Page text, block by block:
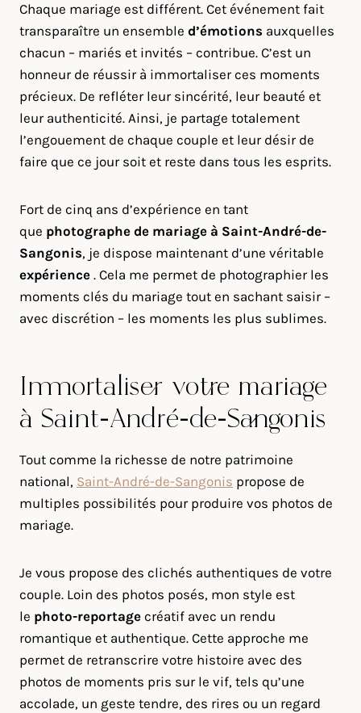
Chaque mariage est différent. Cet événement fait
transparaître un ensemble d’émotions auxquelles
chacun – mariés et invités – contribue. C’est un
honneur de réussir à immortaliser ces moments
précieux. De refléter leur sincérité, leur beauté et
leur authenticité. Ainsi, je partage totalement
l’engouement de chaque couple et leur désir de
faire que ce jour soit et reste dans tous les esprits.
Fort de cinq ans d’expérience en tant
que photographe de mariage à Saint-André-de-
Sangonis, je dispose maintenant d’une véritable
expérience . Cela me permet de photographier les
moments clés du mariage tout en sachant saisir –
avec discrétion – les moments les plus sublimes.
Immortaliser votre mariage
à Saint-André-de-Sangonis
Tout comme la richesse de notre patrimoine
national, Saint-André-de-Sangonis propose de
multiples possibilités pour produire vos photos de
mariage.
Je vous propose des clichés authentiques de votre
couple. Loin des photos posés, mon style est
le photo-reportage créatif avec un rendu
romantique et authentique. Cette approche me
permet de retranscrire votre histoire avec des
photos de moments pris sur le vif, tels qu’une
accolade, un geste tendre, des rires ou un regard